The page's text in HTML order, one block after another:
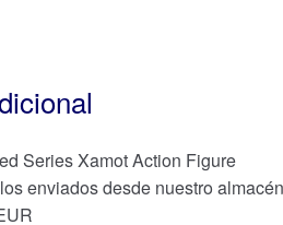
Series Xamot Action Figure
enviados desde nuestro